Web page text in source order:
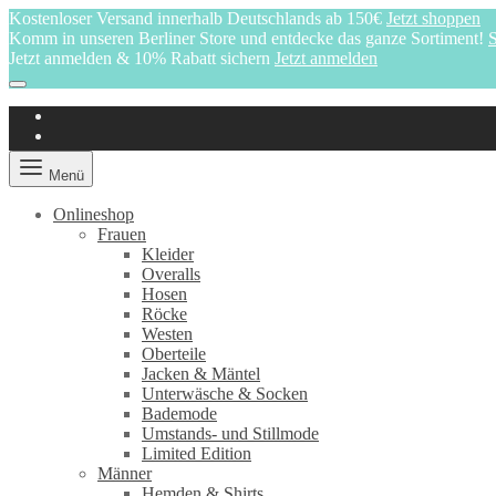
Kostenloser Versand innerhalb Deutschlands ab 150€ Jetzt shoppen
Komm in unseren Berliner Store und entdecke das ganze Sortiment!
Jetzt anmelden & 10% Rabatt sichern Jetzt anmelden
Menü
Onlineshop
Frauen
Kleider
Overalls
Hosen
Röcke
Westen
Oberteile
Jacken & Mäntel
Unterwäsche & Socken
Bademode
Umstands- und Stillmode
Limited Edition
Männer